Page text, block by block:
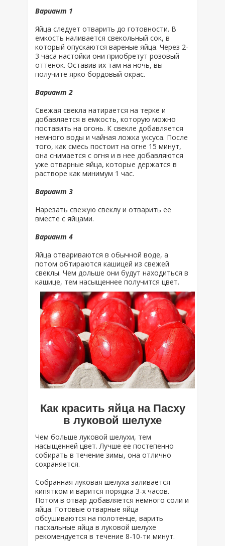
Вариант 1
Яйца следует отварить до готовности. В
емкость наливается свекольный сок, в
который опускаются вареные яйца. Через 2-
3 часа настойки они приобретут розовый
оттенок. Оставив их там на ночь, вы
получите ярко бордовый окрас.
Вариант 2
Свежая свекла натирается на терке и
добавляется в емкость, которую можно
поставить на огонь. К свекле добавляется
немного воды и чайная ложка уксуса. После
того, как смесь постоит на огне 15 минут,
она снимается с огня и в нее добавляются
уже отварные яйца, которые держатся в
растворе как минимум 1 час.
Вариант 3
Нарезать свежую свеклу и отварить ее
вместе с яйцами.
Вариант 4
Яйца отвариваются в обычной воде, а
потом обтираются кашицей из свежей
свеклы. Чем дольше они будут находиться в
кашице, тем насыщеннее получится цвет.
Как красить яйца на Пасху
в луковой шелухе
Чем больше луковой шелухи, тем
насыщенней цвет. Лучше ее постепенно
собирать в течение зимы, она отлично
сохраняется.
Собранная луковая шелуха заливается
кипятком и варится порядка 3-х часов.
Потом в отвар добавляется немного соли и
яйца. Готовые отварные яйца
обсушиваются на полотенце, варить
пасхальные яйца в луковой шелухе
рекомендуется в течение 8-10-ти минут.